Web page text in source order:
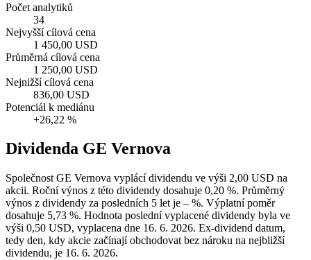
Počet analytiků
34
Nejvyšší cílová cena
1 450,00 USD
Průměrná cílová cena
1 250,00 USD
Nejnižší cílová cena
836,00 USD
Potenciál k mediánu
+26,22 %
Dividenda GE Vernova
Společnost GE Vernova vyplácí dividendu ve výši 2,00 USD na
akcii. Roční výnos z této dividendy dosahuje 0,20 %. Průměrný
výnos z dividendy za posledních 5 let je – %. Výplatní poměr
dosahuje 5,73 %. Hodnota poslední vyplacené dividendy byla ve
výši 0,50 USD, vyplacena dne 16. 6. 2026. Ex-dividend datum,
tedy den, kdy akcie začínají obchodovat bez nároku na nejbližší
dividendu, je 16. 6. 2026.